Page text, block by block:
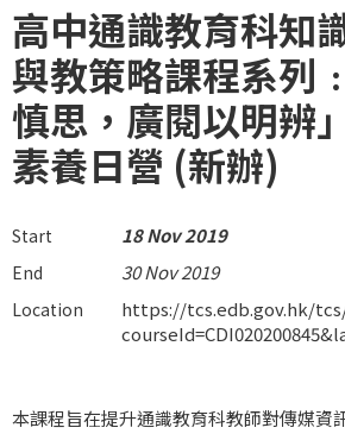
高中通識教育科知
與教策略課程系列
慎思，廣閱以明辨
素養日營 (新辦)
Start 18 Nov 2019
End 30 Nov 2019
Location
https://tcs.edb.gov.hk/
本課程旨在提升通識教育科教師對傳媒資